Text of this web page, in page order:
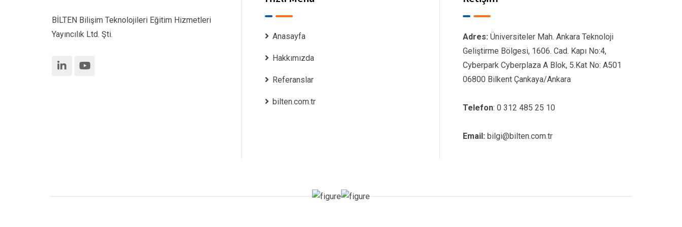
BİLTEN Bilişim Teknolojileri Eğitim Hizmetleri
Yayıncılık Ltd. Şti.
Anasayfa
Hakkımızda
Referanslar
bilten.com.tr
Adres: Üniversiteler Mah. Ankara Teknoloji
Geliştirme Bölgesi, 1606. Cad. Kapı No:4,
Cyberpark Cyberplaza A Blok, 5.Kat No: A501
06800 Bilkent Çankaya/Ankara
Telefon: 0 312 485 25 10
Email: bilgi@bilten.com.tr